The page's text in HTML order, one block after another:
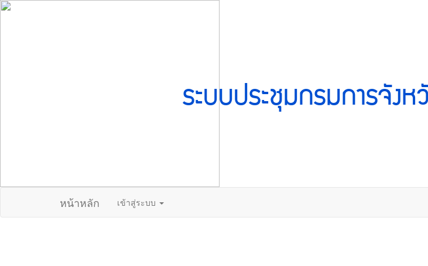
ระบบประชุมกรมการจัง
หน้าหลัก เข้าสู่ระบบ